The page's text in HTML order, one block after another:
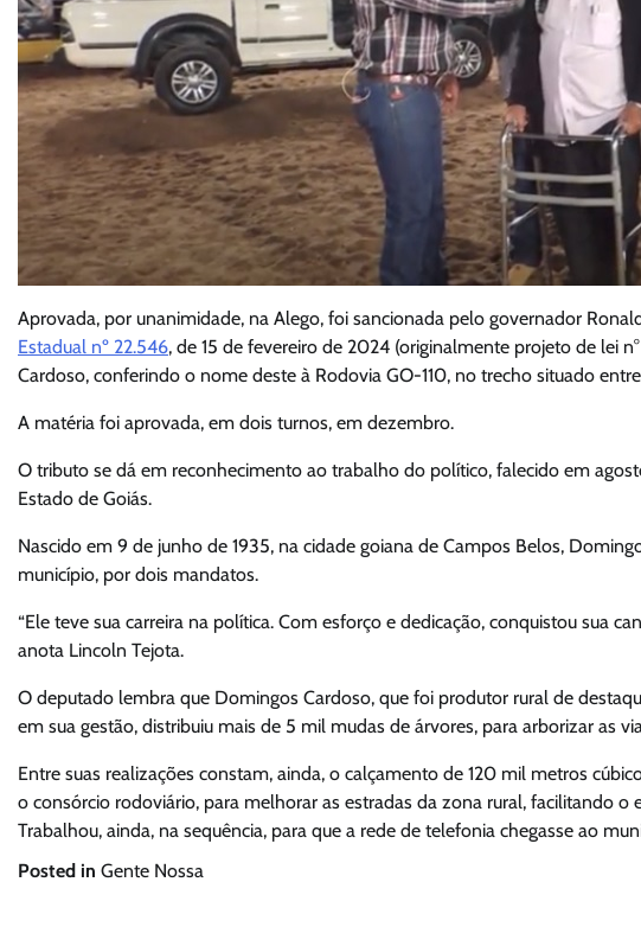
Aprovada, por unanimidade, na Alego, foi sancionada pelo governador
Estadual nº 22.546, de 15 de fevereiro de 2024 (originalmente projeto de lei n°
Cardoso, conferindo o nome deste à Rodovia GO-110, no trecho situado
A matéria foi aprovada, em dois turnos, em dezembro.
O tributo se dá em reconhecimento ao trabalho do político, falecido em
Estado de Goiás.
Nascido em 9 de junho de 1935, na cidade goiana de Campos Belos,
município, por dois mandatos.
“Ele teve sua carreira na política. Com esforço e dedicação, conquistou sua
anota Lincoln Tejota.
O deputado lembra que Domingos Cardoso, que foi produtor rural de
em sua gestão, distribuiu mais de 5 mil mudas de árvores, para arborizar as
Entre suas realizações constam, ainda, o calçamento de 120 mil metros
o consórcio rodoviário, para melhorar as estradas da zona rural, facilitando
Trabalhou, ainda, na sequência, para que a rede de telefonia chegasse ao
Posted in Gente Nossa